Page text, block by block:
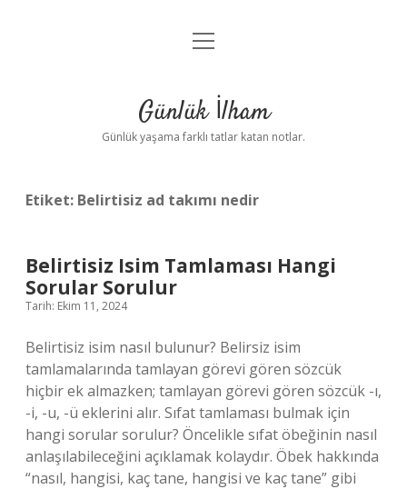
Anasayfa
Yasal Uyarı
menüyü
Günlük İlham
Günlük yaşama farklı tatlar katan notlar.
Etiket: Belirtisiz ad takımı nedir
Belirtisiz Isim Tamlaması Hangi
Sorular Sorulur
Tarih: Ekim 11, 2024
Belirtisiz isim nasıl bulunur? Belirsiz isim
tamlamalarında tamlayan görevi gören sözcük
hiçbir ek almazken; tamlayan görevi gören sözcük -ı,
-i, -u, -ü eklerini alır. Sıfat tamlaması bulmak için
hangi sorular sorulur? Öncelikle sıfat öbeğinin nasıl
anlaşılabileceğini açıklamak kolaydır. Öbek hakkında
“nasıl, hangisi, kaç tane, hangisi ve kaç tane” gibi